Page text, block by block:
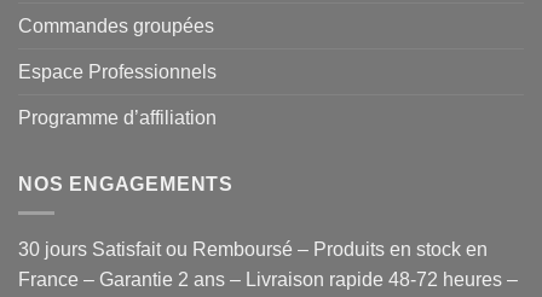
Commandes groupées
Espace Professionnels
Programme d’affiliation
NOS ENGAGEMENTS
30 jours Satisfait ou Remboursé – Produits en stock en
France – Garantie 2 ans – Livraison rapide 48-72 heures –